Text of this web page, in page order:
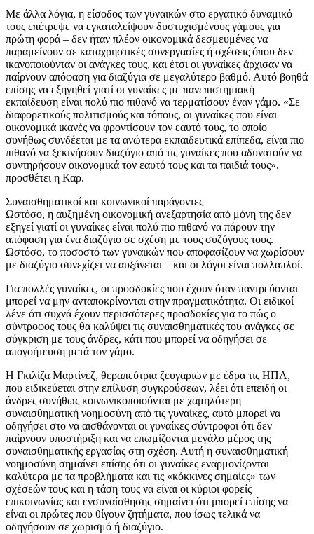
Με άλλα λόγια, η είσοδος των γυναικών στο εργατικό δυναμικό
τους επέτρεψε να εγκαταλείψουν δυστυχισμένους γάμους για
πρώτη φορά – δεν ήταν πλέον οικονομικά δεσμευμένες να
παραμείνουν σε καταχρηστικές συνεργασίες ή σχέσεις όπου δεν
ικανοποιούνταν οι ανάγκες τους, και έτσι οι γυναίκες άρχισαν να
παίρνουν απόφαση για διαζύγια σε μεγαλύτερο βαθμό. Αυτό βοηθά
επίσης να εξηγηθεί γιατί οι γυναίκες με πανεπιστημιακή
εκπαίδευση είναι πολύ πιο πιθανό να τερματίσουν έναν γάμο. «Σε
διαφορετικούς πολιτισμούς και τόπους, οι γυναίκες που είναι
οικονομικά ικανές να φροντίσουν τον εαυτό τους, το οποίο
συνήθως συνδέεται με τα ανώτερα εκπαιδευτικά επίπεδα, είναι πιο
πιθανό να ξεκινήσουν διαζύγιο από τις γυναίκες που αδυνατούν να
συντηρήσουν οικονομικά τον εαυτό τους και τα παιδιά τους»,
προσθέτει η Καρ.
Συναισθηματικοί και κοινωνικοί παράγοντες
Ωστόσο, η αυξημένη οικονομική ανεξαρτησία από μόνη της δεν
εξηγεί γιατί οι γυναίκες είναι πολύ πιο πιθανό να πάρουν την
απόφαση για ένα διαζύγιο σε σχέση με τους συζύγους τους.
Ωστόσο, το ποσοστό των γυναικών που αποφασίζουν να χωρίσουν
με διαζύγιο συνεχίζει να αυξάνεται – και οι λόγοι είναι πολλαπλοί.
Για πολλές γυναίκες, οι προσδοκίες που έχουν όταν παντρεύονται
μπορεί να μην ανταποκρίνονται στην πραγματικότητα. Οι ειδικοί
λένε ότι συχνά έχουν περισσότερες προσδοκίες για το πώς ο
σύντροφος τους θα καλύψει τις συναισθηματικές του ανάγκες σε
σύγκριση με τους άνδρες, κάτι που μπορεί να οδηγήσει σε
απογοήτευση μετά τον γάμο.
Η Γκιλίζα Μαρτίνεζ, θεραπεύτρια ζευγαριών με έδρα τις ΗΠΑ,
που ειδικεύεται στην επίλυση συγκρούσεων, λέει ότι επειδή οι
άνδρες συνήθως κοινωνικοποιούνται με χαμηλότερη
συναισθηματική νοημοσύνη από τις γυναίκες, αυτό μπορεί να
οδηγήσει στο να αισθάνονται οι γυναίκες σύντροφοι ότι δεν
παίρνουν υποστήριξη και να επωμίζονται μεγάλο μέρος της
συναισθηματικής εργασίας στη σχέση. Αυτή η συναισθηματική
νοημοσύνη σημαίνει επίσης ότι οι γυναίκες εναρμονίζονται
καλύτερα με τα προβλήματα και τις «κόκκινες σημαίες» των
σχέσεών τους και η τάση τους να είναι οι κύριοι φορείς
επικοινωνίας και ενσυναίσθησης σημαίνει ότι μπορεί επίσης να
είναι οι πρώτες που θίγουν ζητήματα, που ίσως τελικά να
οδηγήσουν σε χωρισμό ή διαζύγιο.